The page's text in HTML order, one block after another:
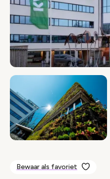
Bewaar als favoriet